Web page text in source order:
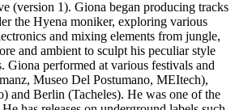
(version 1). Giona began producing tracks
the Hyena moniker, exploring various
and mixing elements from jungle,
and ambient to sculpt his peculiar style
Giona performed at various festivals and
Museo Del Postumano, MEItech),
and Berlin (Tacheles). He was one of the